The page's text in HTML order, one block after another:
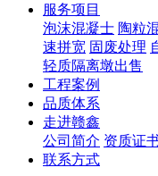
服务项目
泡沫混凝士 陶粒
速拼宽 固废处理
轻质隔离墩出售
工程案例
品质体系
走进赣鑫
公司简介 资质证
联系方式